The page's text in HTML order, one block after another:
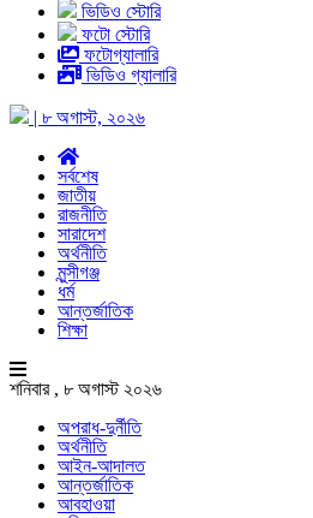
ভিডিও স্টোরি
ফটো স্টোরি
ফটোগ্যালারি
ভিডিও গ্যালারি
| ৮ অগাস্ট, ২০২৬
সর্বশেষ
জাতীয়
রাজনীতি
সারাদেশ
অর্থনীতি
মুন্সীগঞ্জ
ধর্ম
আন্তর্জাতিক
শিক্ষা
শনিবার , ৮ অগাস্ট ২০২৬
অপরাধ-দুর্নীতি
অর্থনীতি
আইন-আদালত
আন্তর্জাতিক
আবহাওয়া